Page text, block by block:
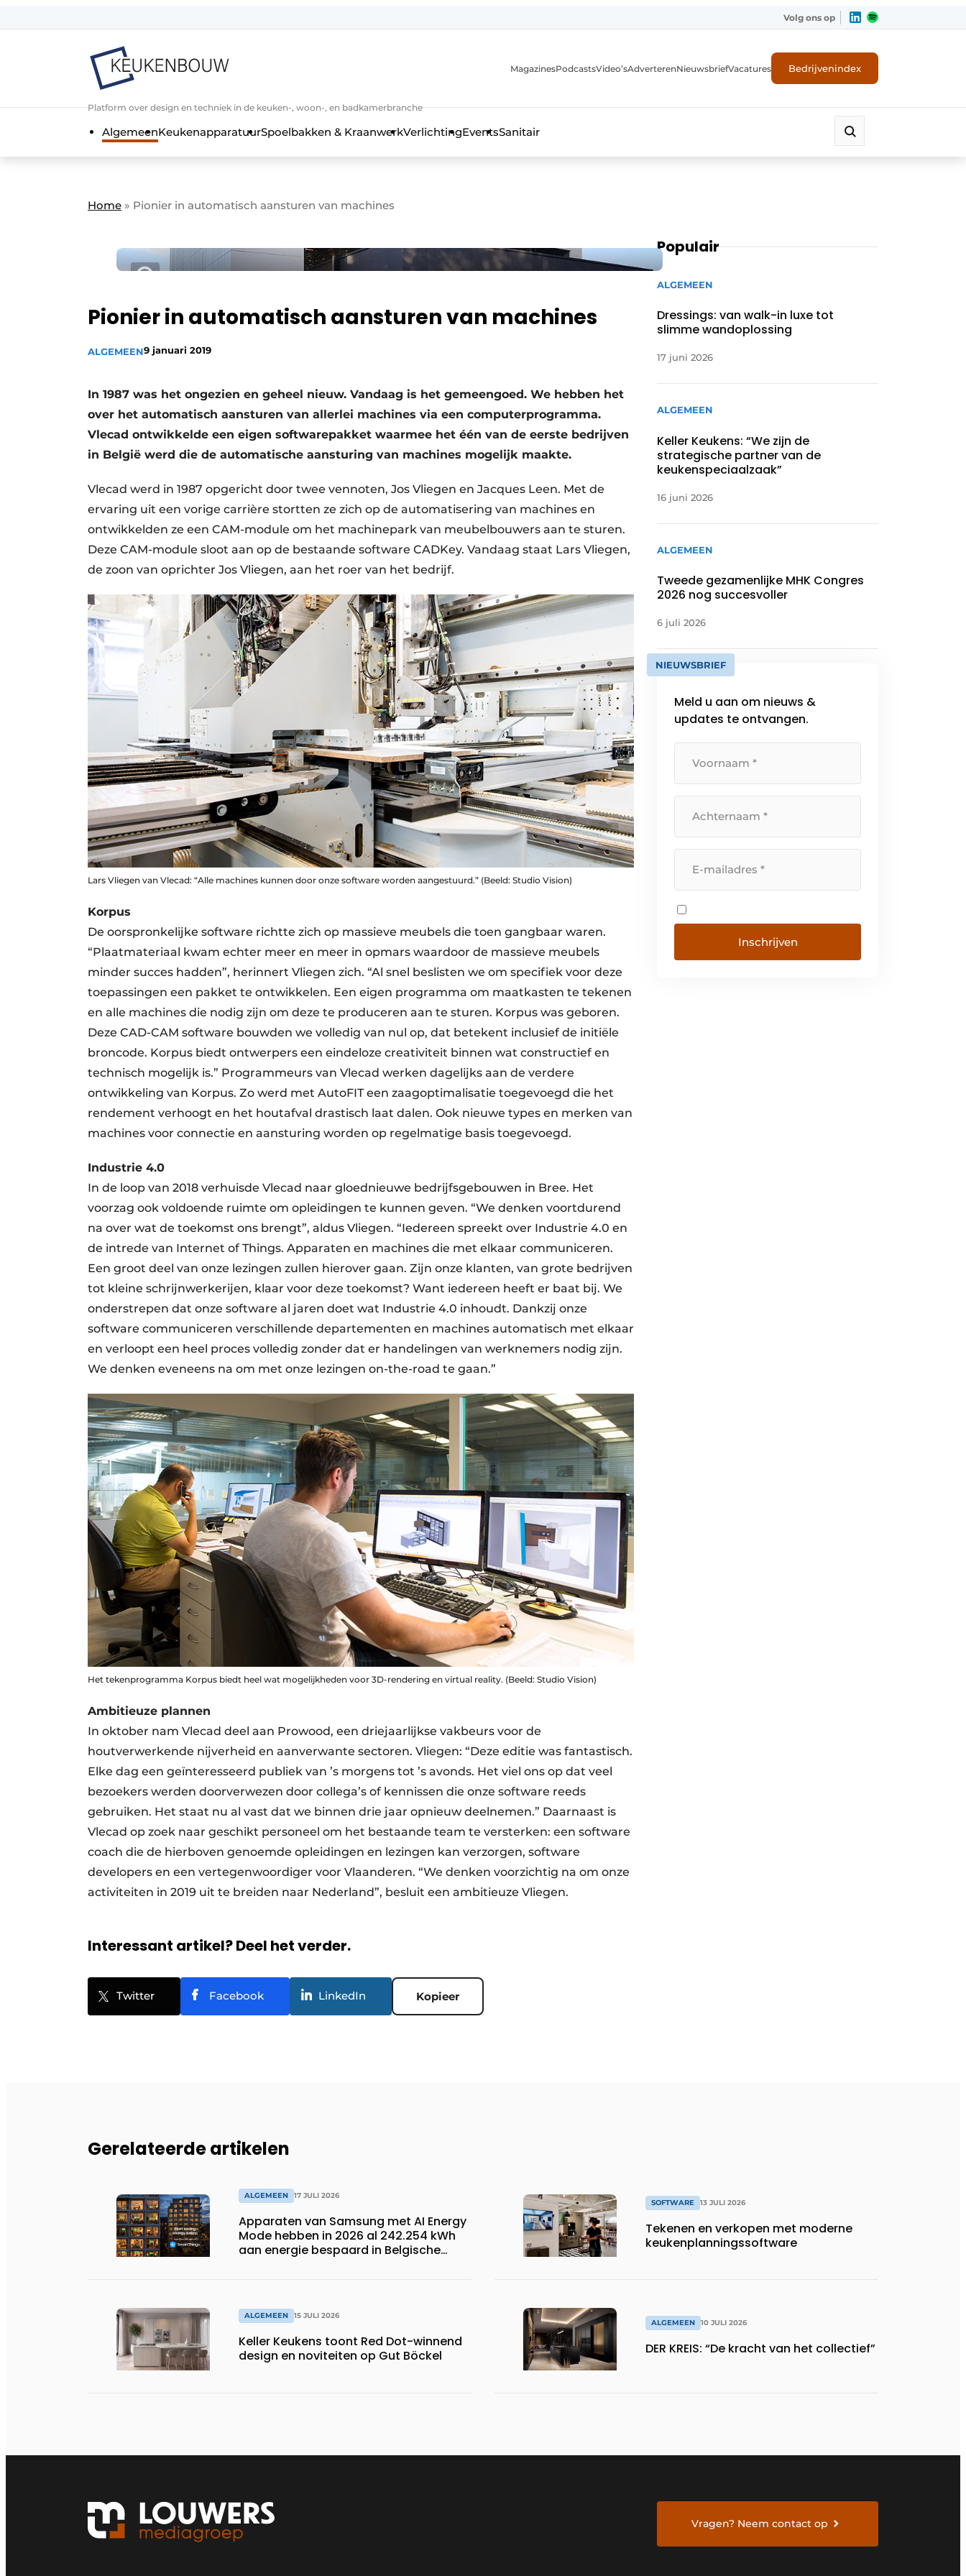
Algemene voorwaarden
Contact
Nieuwsbrief
Privacy / Cookie statement
Volg ons op
Platform over design en techniek in de keuken-, woon-, en badkamerbranche
MagazinesPodcastsVideo’sAdverterenNieuwsbriefVacatures Bedrijvenindex
AlgemeenKeukenapparatuurSpoelbakken & KraanwerkVerlichtingEventsSanitair
Home » Pionier in automatisch aansturen van machines
Pionier in automatisch aansturen van machines
ALGEMEEN9 januari 2019
In 1987 was het ongezien en geheel nieuw. Vandaag is het gemeengoed. We hebben het
over het automatisch aansturen van allerlei machines via een computerprogramma.
Vlecad ontwikkelde een eigen softwarepakket waarmee het één van de eerste bedrijven
in België werd die de automatische aansturing van machines mogelijk maakte.
Vlecad werd in 1987 opgericht door twee vennoten, Jos Vliegen en Jacques Leen. Met de
ervaring uit een vorige carrière stortten ze zich op de automatisering van machines en
ontwikkelden ze een CAM-module om het machinepark van meubelbouwers aan te sturen.
Deze CAM-module sloot aan op de bestaande software CADKey. Vandaag staat Lars Vliegen,
de zoon van oprichter Jos Vliegen, aan het roer van het bedrijf.
Lars Vliegen van Vlecad: “Alle machines kunnen door onze software worden aangestuurd.” (Beeld: Studio Vision)
Korpus
De oorspronkelijke software richtte zich op massieve meubels die toen gangbaar waren.
“Plaatmateriaal kwam echter meer en meer in opmars waardoor de massieve meubels
minder succes hadden”, herinnert Vliegen zich. “Al snel beslisten we om specifiek voor deze
toepassingen een pakket te ontwikkelen. Een eigen programma om maatkasten te tekenen
en alle machines die nodig zijn om deze te produceren aan te sturen. Korpus was geboren.
Deze CAD-CAM software bouwden we volledig van nul op, dat betekent inclusief de initiële
broncode. Korpus biedt ontwerpers een eindeloze creativiteit binnen wat constructief en
technisch mogelijk is.” Programmeurs van Vlecad werken dagelijks aan de verdere
ontwikkeling van Korpus. Zo werd met AutoFIT een zaagoptimalisatie toegevoegd die het
rendement verhoogt en het houtafval drastisch laat dalen. Ook nieuwe types en merken van
machines voor connectie en aansturing worden op regelmatige basis toegevoegd.
Industrie 4.0
In de loop van 2018 verhuisde Vlecad naar gloednieuwe bedrijfsgebouwen in Bree. Het
voorzag ook voldoende ruimte om opleidingen te kunnen geven. “We denken voortdurend
na over wat de toekomst ons brengt”, aldus Vliegen. “Iedereen spreekt over Industrie 4.0 en
de intrede van Internet of Things. Apparaten en machines die met elkaar communiceren.
Een groot deel van onze lezingen zullen hierover gaan. Zijn onze klanten, van grote bedrijven
tot kleine schrijnwerkerijen, klaar voor deze toekomst? Want iedereen heeft er baat bij. We
onderstrepen dat onze software al jaren doet wat Industrie 4.0 inhoudt. Dankzij onze
software communiceren verschillende departementen en machines automatisch met elkaar
en verloopt een heel proces volledig zonder dat er handelingen van werknemers nodig zijn.
We denken eveneens na om met onze lezingen on-the-road te gaan.”
Het tekenprogramma Korpus biedt heel wat mogelijkheden voor 3D-rendering en virtual reality. (Beeld: Studio Vision)
Ambitieuze plannen
In oktober nam Vlecad deel aan Prowood, een driejaarlijkse vakbeurs voor de
houtverwerkende nijverheid en aanverwante sectoren. Vliegen: “Deze editie was fantastisch.
Elke dag een geïnteresseerd publiek van ’s morgens tot ’s avonds. Het viel ons op dat veel
bezoekers werden doorverwezen door collega’s of kennissen die onze software reeds
gebruiken. Het staat nu al vast dat we binnen drie jaar opnieuw deelnemen.” Daarnaast is
Vlecad op zoek naar geschikt personeel om het bestaande team te versterken: een software
coach die de hierboven genoemde opleidingen en lezingen kan verzorgen, software
developers en een vertegenwoordiger voor Vlaanderen. “We denken voorzichtig na om onze
activiteiten in 2019 uit te breiden naar Nederland”, besluit een ambitieuze Vliegen.
Interessant artikel? Deel het verder.
Twitter Facebook LinkedIn Kopieer
Populair
ALGEMEEN
Dressings: van walk-in luxe tot
slimme wandoplossing
17 juni 2026
ALGEMEEN
Keller Keukens: “We zijn de
strategische partner van de
keukenspeciaalzaak”
16 juni 2026
ALGEMEEN
Tweede gezamenlijke MHK Congres
2026 nog succesvoller
6 juli 2026
NIEUWSBRIEF
Meld u aan om nieuws &
updates te ontvangen.
Gerelateerde artikelen
ALGEMEEN 17 JULI 2026
Apparaten van Samsung met AI Energy
Mode hebben in 2026 al 242.254 kWh
aan energie bespaard in Belgische
ALGEMEEN 15 JULI 2026
Keller Keukens toont Red Dot-winnend
design en noviteiten op Gut Böckel
SOFTWARE 13 JULI 2026
Tekenen en verkopen met moderne
keukenplanningssoftware
ALGEMEEN 10 JULI 2026
DER KREIS: “De kracht van het collectief”
Vragen? Neem contact op